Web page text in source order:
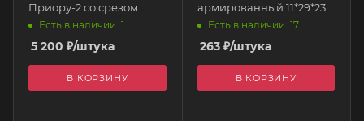
Приору-2 со срезом.
2101PR2H ПЛАСТИК
Есть в наличии: 1
5 200 ₽/штука
В КОРЗИНУ
армированный 11*29*23
0-05-001 ПОЛИУРЕТАН
Есть в наличии: 17
263₽/штука
В КОРЗИНУ